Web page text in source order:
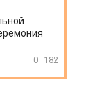
0 182